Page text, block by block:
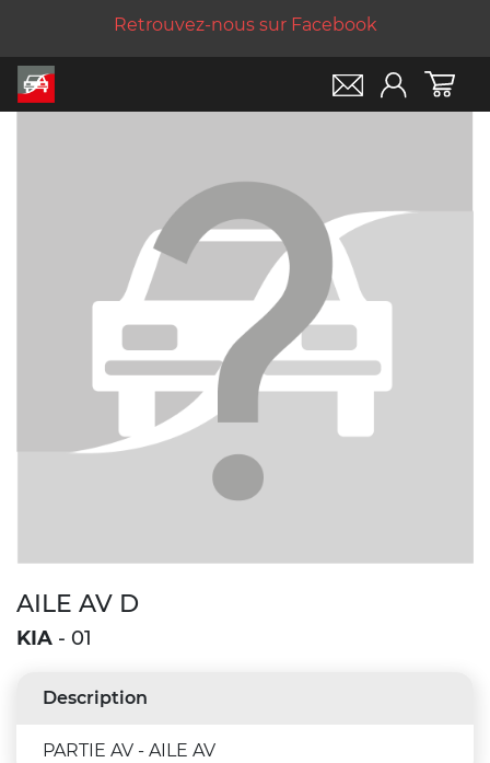
Retrouvez-nous sur Facebook
AILE AV D
KIA - 01
Description
PARTIE AV - AILE AV